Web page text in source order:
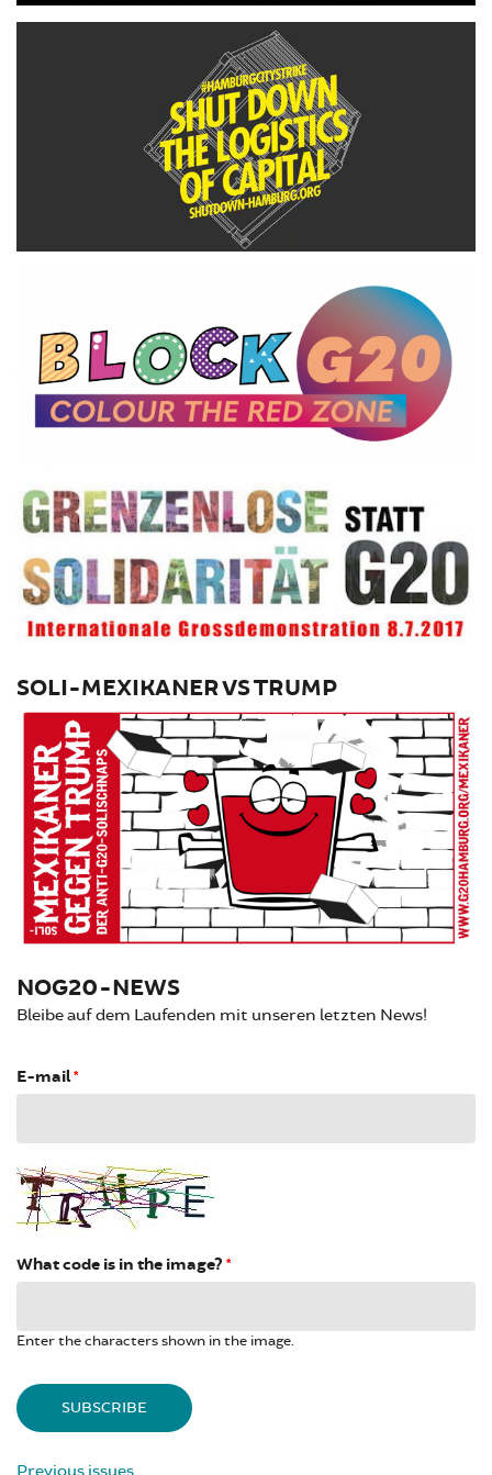
SOLI-MEXIKANER VS TRUMP
NOG20-NEWS
Bleibe auf dem Laufenden mit unseren letzten News!
E-mail*
What code is in the image? *
Enter the characters shown in the image.